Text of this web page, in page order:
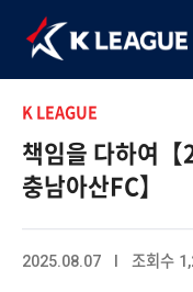
K LEAGUE
책임을 다하여
충남아산FC】
2025.08.07 I 조회수